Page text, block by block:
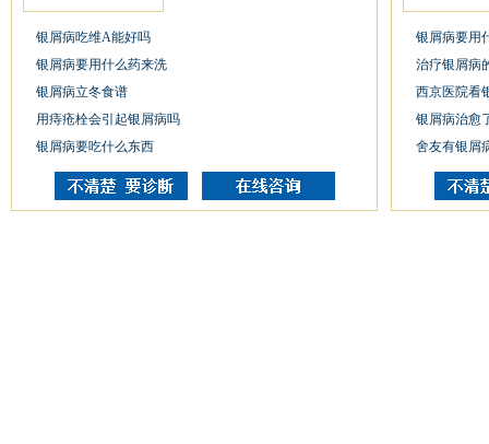
银屑病吃维A能好吗
银屑病要用什么药来洗
银屑病立冬食谱
用痔疮栓会引起银屑病吗
银屑病要吃什么东西
银屑病要用
治疗银屑病
西京医院看
银屑病治愈
舍友有银屑